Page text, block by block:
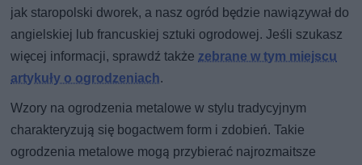
jak staropolski dworek, a nasz ogród będzie nawiązywał do
angielskiej lub francuskiej sztuki ogrodowej. Jeśli szukasz
więcej informacji, sprawdź także zebrane w tym miejscu
artykuły o ogrodzeniach.
Wzory na ogrodzenia metalowe w stylu tradycyjnym
charakteryzują się bogactwem form i zdobień. Takie
ogrodzenia metalowe mogą przybierać najrozmaitsze